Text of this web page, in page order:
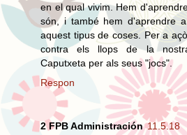
en el qual vivim. Hem
són, i també hem d'aprendre
aquest tipus de coses. Per a
contra els llops de la
Caputxeta per als seus "jocs".
Respon
2 FPB Administración 11.5.18